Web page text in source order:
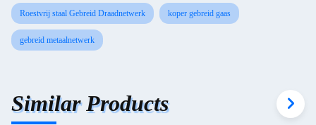
Roestvrij staal Gebreid Draadnetwerk koper gebreid gaas
gebreid metaalnetwerk
Similar Products